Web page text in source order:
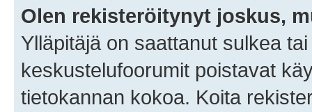
Olen rekisteröitynyt joskus,
Ylläpitäjä on saattanut sulkea
keskustelufoorumit poistavat
tietokannan kokoa. Koita